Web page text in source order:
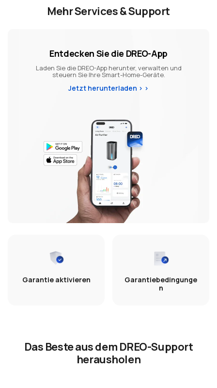
Mehr Services & Support
Entdecken Sie die DREO-App
Laden Sie die DREO-App herunter, verwalten und
steuern Sie Ihre Smart-Home-Geräte.
Jetzt herunterladen > >
Garantie aktivieren
Garantiebedingunge
n
Das Beste aus dem DREO-Support
herausholen